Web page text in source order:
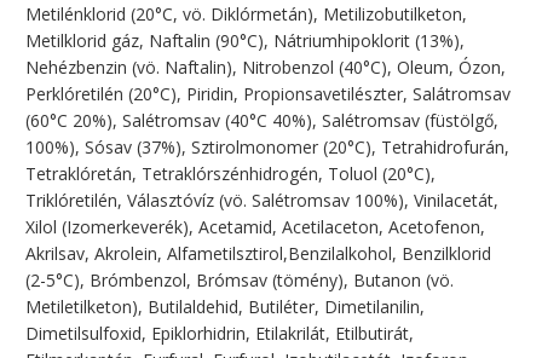
Metilénklorid (20°C, vö. Diklórmetán), Metilizobutilketon,
Metilklorid gáz, Naftalin (90°C), Nátriumhipoklorit (13%),
Nehézbenzin (vö. Naftalin), Nitrobenzol (40°C), Oleum, Ózon,
Perklóretilén (20°C), Piridin, Propionsavetilészter, Salátromsav
(60°C 20%), Salétromsav (40°C 40%), Salétromsav (füstölgő,
100%), Sósav (37%), Sztirolmonomer (20°C), Tetrahidrofurán,
Tetraklóretán, Tetraklórszénhidrogén, Toluol (20°C),
Triklóretilén, Választóvíz (vö. Salétromsav 100%), Vinilacetát,
Xilol (Izomerkeverék), Acetamid, Acetilaceton, Acetofenon,
Akrilsav, Akrolein, Alfametilsztirol,Benzilalkohol, Benzilklorid
(2-5°C), Brómbenzol, Brómsav (tömény), Butanon (vö.
Metiletilketon), Butilaldehid, Butiléter, Dimetilanilin,
Dimetilsulfoxid, Epiklorhidrin, Etilakrilát, Etilbutirát,